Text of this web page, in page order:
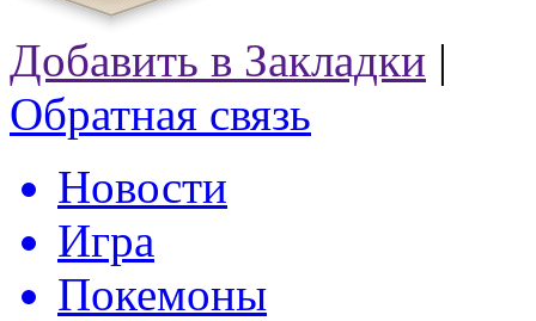
Добавить в Закладки |
Обратная связь
Новости
Игра
Покемоны